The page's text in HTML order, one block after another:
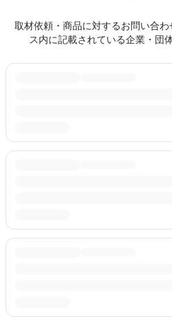
取材依頼・商品に対するお問い合
ス内に記載されている企業・団